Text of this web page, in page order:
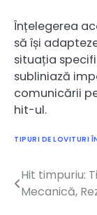
Înțelegerea
să își
situația
subliniază
comunicării
hit-ul.
TIPURI DE LOVITURI
Post
navigation
Hit timpuriu:
Mecanică,